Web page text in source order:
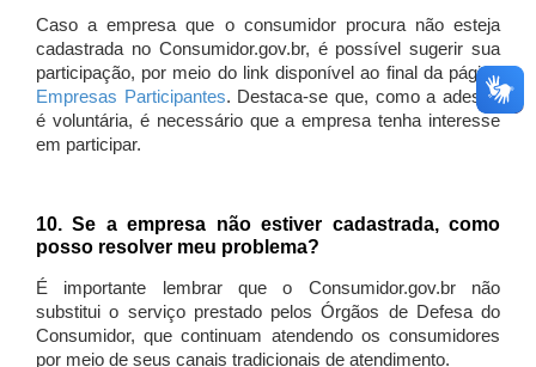
Caso a empresa que o consumidor procura não esteja
cadastrada no Consumidor.gov.br, é possível sugerir sua
participação, por meio do link disponível ao final da página
Empresas Participantes. Destaca-se que, como a adesão
é voluntária, é necessário que a empresa tenha interesse
em participar.
10. Se a empresa não estiver cadastrada, como
posso resolver meu problema?
É importante lembrar que o Consumidor.gov.br não
substitui o serviço prestado pelos Órgãos de Defesa do
Consumidor, que continuam atendendo os consumidores
por meio de seus canais tradicionais de atendimento.